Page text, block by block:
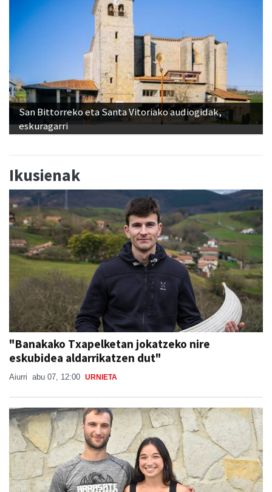
San Bittorreko eta Santa Vitoriako audiogidak,
eskuragarri
"Banakako Txapelketan jokatzeko nire
eskubidea aldarrikatzen dut"
Aiurri abu 07, 12:00 URNIETA